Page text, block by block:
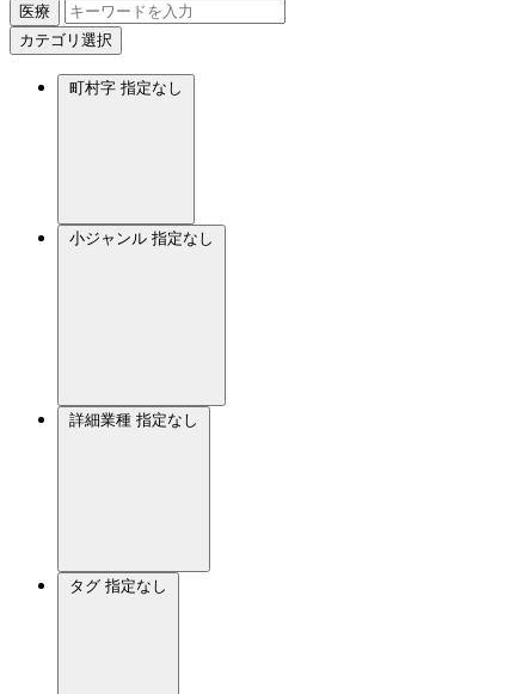
医療
カテゴリ選択
町村字 指定なし
小ジャンル 指定なし
詳細業種 指定なし
タグ 指定なし